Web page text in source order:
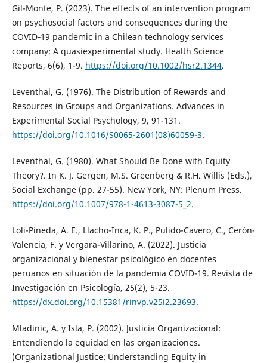
Gil-Monte, P. (2023). The effects of an intervention program
on psychosocial factors and consequences during the
COVID‐19 pandemic in a Chilean technology services
company: A quasiexperimental study. Health Science
Reports, 6(6), 1-9. https://doi.org/10.1002/hsr2.1344.
Leventhal, G. (1976). The Distribution of Rewards and
Resources in Groups and Organizations. Advances in
Experimental Social Psychology, 9, 91-131.
https://doi.org/10.1016/S0065-2601(08)60059-3.
Leventhal, G. (1980). What Should Be Done with Equity
Theory?. In K. J. Gergen, M.S. Greenberg & R.H. Willis (Eds.),
Social Exchange (pp. 27-55). New York, NY: Plenum Press.
https://doi.org/10.1007/978-1-4613-3087-5_2.
Loli-Pineda, A. E., Llacho-Inca, K. P., Pulido-Cavero, C., Cerón-
Valencia, F. y Vergara-Villarino, A. (2022). Justicia
organizacional y bienestar psicológico en docentes
peruanos en situación de la pandemia COVID-19. Revista de
Investigación en Psicología, 25(2), 5-23.
https://dx.doi.org/10.15381/rinvp.v25i2.23693.
Mladinic, A. y Isla, P. (2002). Justicia Organizacional:
Entendiendo la equidad en las organizaciones.
(Organizational Justice: Understanding Equity in